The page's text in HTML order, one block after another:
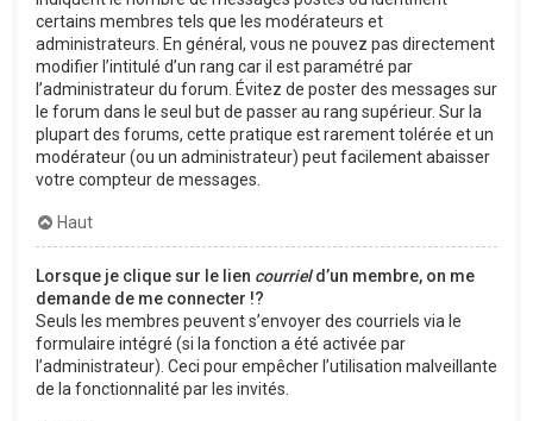
certains membres tels que les modérateurs et
administrateurs. En général, vous ne pouvez pas directement
modifier l’intitulé d’un rang car il est paramétré par
l’administrateur du forum. Évitez de poster des messages sur
le forum dans le seul but de passer au rang supérieur. Sur la
plupart des forums, cette pratique est rarement tolérée et un
modérateur (ou un administrateur) peut facilement abaisser
votre compteur de messages.
Haut
Lorsque je clique sur le lien courrield’un membre, on me
demande de me connecter !?
Seuls les membres peuvent s’envoyer des courriels via le
formulaire intégré (si la fonction a été activée par
l’administrateur). Ceci pour empêcher l’utilisation malveillante
de la fonctionnalité par les invités.